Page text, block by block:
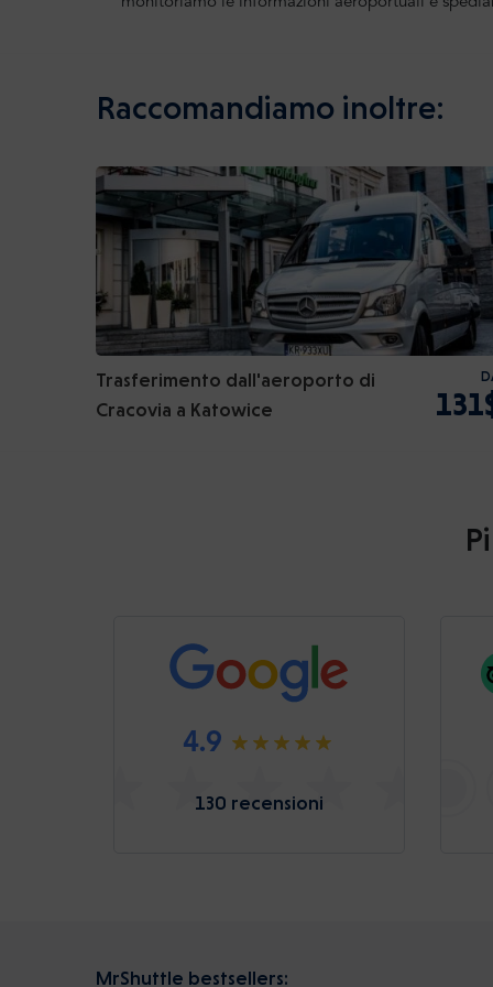
Raccomandiamo inoltre:
Trasferimento dall'aeroporto di
Cracovia a Katowice
4.9
130 recensioni
MrShuttle bestsellers: